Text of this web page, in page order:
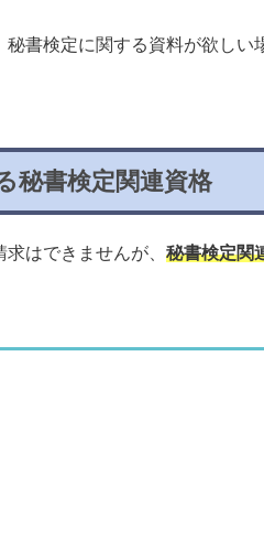
、秘書検定に関する資料が欲しい
秘書検定関連資格
はできませんが、 秘書検定関